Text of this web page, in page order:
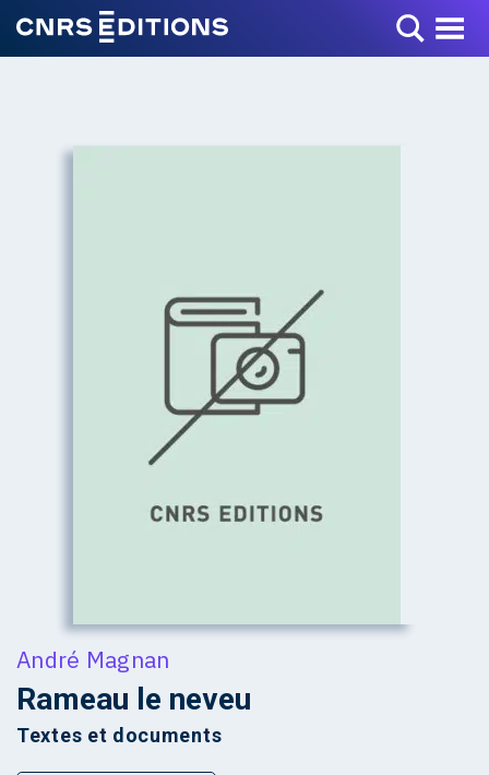
Toggle Menu
André Magnan
Rameau le neveu
Textes et documents